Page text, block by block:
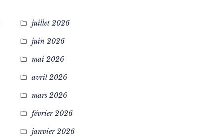
juillet 2026
juin 2026
mai 2026
avril 2026
mars 2026
février 2026
janvier 2026